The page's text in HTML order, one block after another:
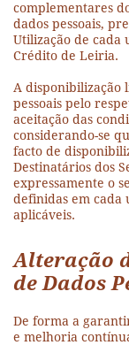
complementares
dados pessoais,
Utilização de cada
Crédito de Leiria.
A disponibilização
pessoais pelo
aceitação das
considerando-se
facto de
Destinatários dos
expressamente o
definidas em cada
aplicáveis.
Alteração
de Dados
De forma a
e melhoria